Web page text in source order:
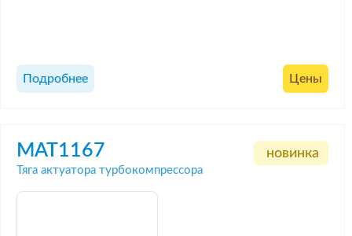
Подробнее Цены
MAT1167
Тяга актуатора турбокомпрессора
новинка